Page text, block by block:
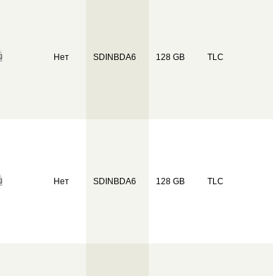
Нет SDINBDA6 128 GB TLC
Нет SDINBDA6 128 GB TLC